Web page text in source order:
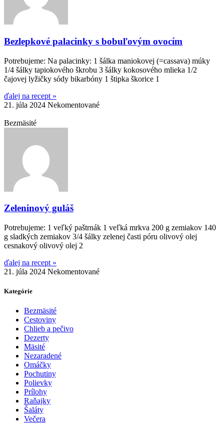
Bezlepkové palacinky s bobuľovým ovocím
Potrebujeme: Na palacinky: 1 šálka maniokovej (=cassava) múky
1/4 šálky tapiokového škrobu 3 šálky kokosového mlieka 1/2
čajovej lyžičky sódy bikarbóny 1 štipka škorice 1
ďalej na recept »
21. júla 2024 Nekomentované
Bezmäsité
Zeleninový guláš
Potrebujeme: 1 veľký paštrnák 1 veľká mrkva 200 g zemiakov 140
g sladkých zemiakov 3/4 šálky zelenej časti póru olivový olej
cesnakový olivový olej 2
ďalej na recept »
21. júla 2024 Nekomentované
Kategórie
Bezmäsité
Cestoviny
Chlieb a pečivo
Dezerty
Mäsité
Nezaradené
Omáčky
Pochutiny
Polievky
Prílohy
Raňajky
Šaláty
Večera